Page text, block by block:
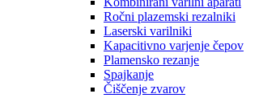
Ročni plazemski rezalniki
Laserski varilniki
Kapacitivno varjenje čepov
Plamensko rezanje
Spajkanje
Čiščenje zvarov